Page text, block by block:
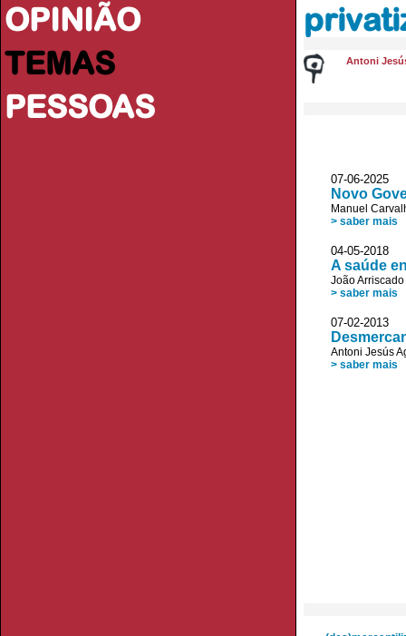
OPINIÃO
TEMAS
PESSOAS
Antoni
07-06-2025
Novo
Manuel
> saber mais
04-05-
A saúde
João
> saber mais
07-02-
Antoni Jesús
> saber mais